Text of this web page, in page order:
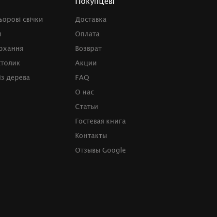
свічки
дерева
Доставка
Оплата
Возврат
Акции
FAQ
О нас
Статьи
Гостевая книга
Контакты
Отзывы Google